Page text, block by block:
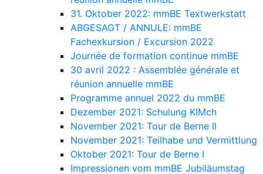
31. Oktober 2022: mmBE Textwerkstatt
ABGESAGT / ANNULE: mmBE
Fachexkursion / Excursion 2022
Journée de formation continue mmBE
30 avril 2022 : Assemblée générale et
réunion annuelle mmBE
Programme annuel 2022 du mmBE
Dezember 2021: Schulung KIMch
November 2021: Tour de Berne II
November 2021: Teilhabe und Vermittlung
Oktober 2021: Tour de Berne I
Impressionen vom mmBE Jubiläumstag